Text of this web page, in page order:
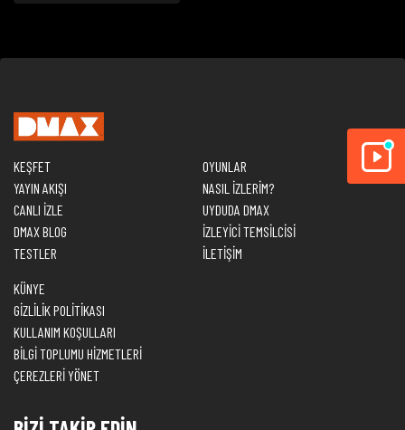
KEŞFET
YAYIN AKIŞI
CANLI İZLE
DMAX BLOG
TESTLER
OYUNLAR
NASIL İZLERİM?
UYDUDA DMAX
İZLEYİCİ TEMSİLCİSİ
İLETİŞİM
KÜNYE
GİZLİLİK POLİTİKASI
KULLANIM KOŞULLARI
BİLGİ TOPLUMU HİZMETLERİ
ÇEREZLERİ YÖNET